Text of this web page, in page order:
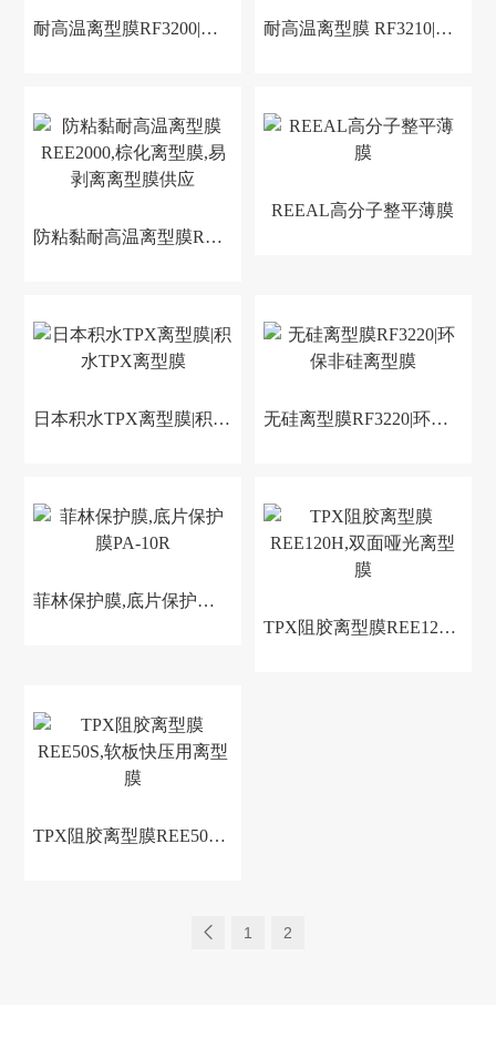
耐高温离型膜RF3200|哑光离型膜 耐高温离型膜 RF3210|透明离型膜
防粘黏耐高温离型膜REE2000,棕化离型膜,易剥离离型膜供应
REEAL高分子整平薄膜
日本积水TPX离型膜|积水TPX离型膜 无硅离型膜RF3220|环保非硅离型膜
菲林保护膜,底片保护膜PA-10R
TPX阻胶离型膜REE120H,双面哑光离型膜
TPX阻胶离型膜REE50S,软板快压用离型膜
1 2